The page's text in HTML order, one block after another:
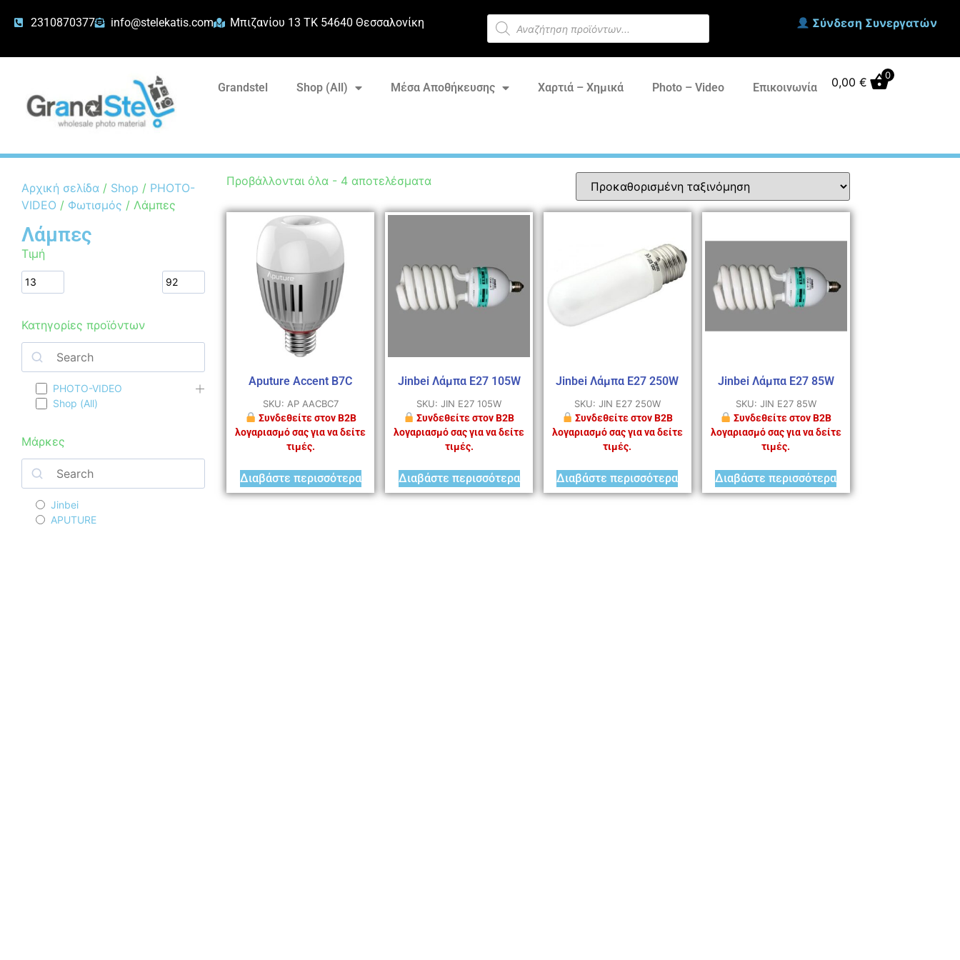
2310870377 info@stelekatis.com Μπιζανίου 13 ΤΚ 54640 Θεσσαλονίκη Σύνδεση Συνεργατών
Grandstel Shop (All) Μέσα Αποθήκευσης Χαρτιά – Χημικά Photo – Video Επικοινωνία 0,00 € 0
Αρχική σελίδα / Shop / PHOTO-
VIDEO / Φωτισμός / Λάμπες
Λάμπες
Τιμή
Κατηγορίες προϊόντων
PHOTO-VIDEO
Shop (All)
Μάρκες
Jinbei
APUTURE
Προβάλλονται όλα - 4 αποτελέσματα
Aputure Accent B7C
SKU: AP AACBC7
Συνδεθείτε στον B2B
λογαριασμό σας για να δείτε
τιμές.
Διαβάστε περισσότερα
Jinbei Λάμπα E27 105W
SKU: JIN E27 105W
Συνδεθείτε στον B2B
λογαριασμό σας για να δείτε
τιμές.
Διαβάστε περισσότερα
Jinbei Λάμπα E27 250W
SKU: JIN E27 250W
Συνδεθείτε στον B2B
λογαριασμό σας για να δείτε
τιμές.
Διαβάστε περισσότερα
Jinbei Λάμπα E27 85W
SKU: JIN E27 85W
Συνδεθείτε στον B2B
λογαριασμό σας για να δείτε
τιμές.
Διαβάστε περισσότερα